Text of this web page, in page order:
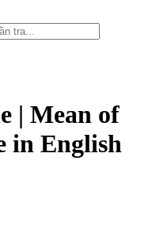
| Mean of
in English